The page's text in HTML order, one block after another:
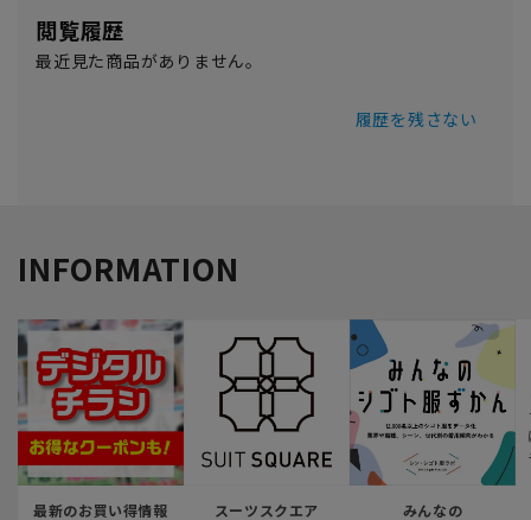
閲覧履歴
最近見た商品がありません。
履歴を残さない
INFORMATION
最新のお買い得情報
スーツスクエア
みんなの